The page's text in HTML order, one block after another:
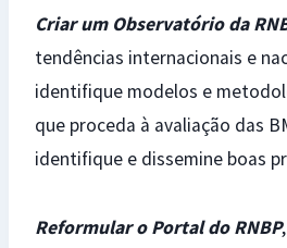
Criar um Observatório da
tendências internacionais e
identifique modelos e
que proceda à avaliação das
identifique e dissemine boas
Reformular o Portal do RNBP